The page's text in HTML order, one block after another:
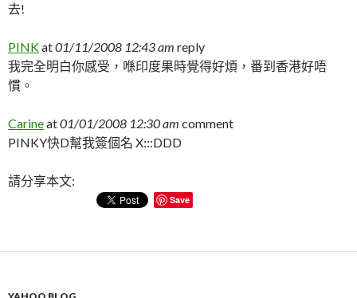
去!
PINKat01/11/2008 12:43 am reply
我完全明白你感受，喺印度果時覺得好煩，番到香港好唔
慣。
Carineat01/01/2008 12:30 am comment
PINKY快D幫我簽個名 X:::DDD
請分享本文:
Save